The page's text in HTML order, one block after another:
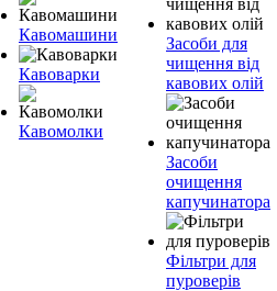
Кавомашини
Кавоварки
Кавомолки
Засоби для
чищення від
кавових олій
Засоби
очищення
капучинатора
Фільтри для
пуроверів